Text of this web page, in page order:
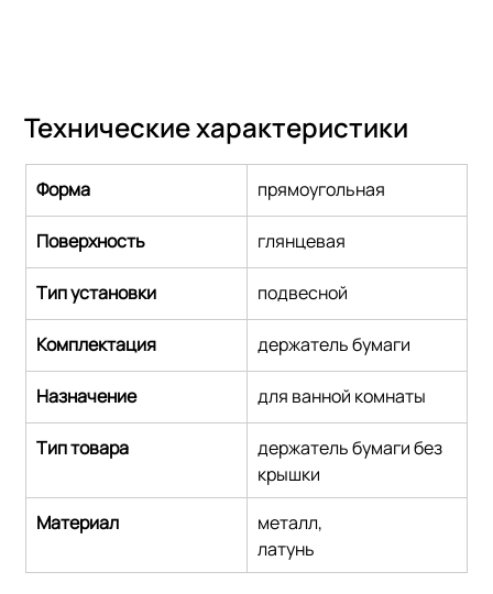
Технические характеристики
Форма прямоугольная
Поверхность глянцевая
Тип установки подвесной
Комплектация держатель бумаги
Назначение для ванной комнаты
Тип товара
держатель бумаги без
крышки
Материал
металл,
латунь